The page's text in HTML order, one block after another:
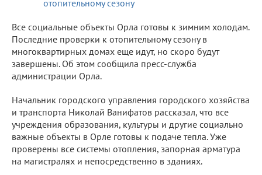
Все социальные объекты Орла готовы к зимним холодам.
Последние проверки к отопительному сезону в
многоквартирных домах еще идут, но скоро будут
завершены. Об этом сообщила пресс-служба
администрации Орла.
Начальник городского управления городского хозяйства
и транспорта Николай Ванифатов рассказал, что все
учреждения образования, культуры и другие социально
важные объекты в Орле готовы к подаче тепла. Уже
проверены все системы отопления, запорная арматура
на магистралях и непосредственно в зданиях.